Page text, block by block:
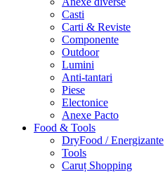
Casti
Carti & Reviste
Componente
Outdoor
Lumini
Anti-tantari
Piese
Electonice
Anexe Pacto
Food & Tools
DryFood / Energizante
Tools
Caruț Shopping